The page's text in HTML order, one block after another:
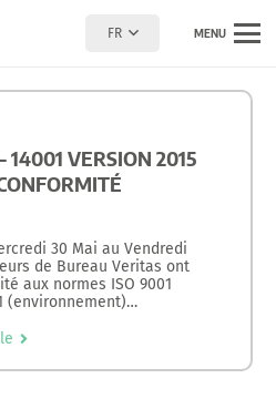
FR MENU
14001 VERSION 2015
30 Mai au Vendredi
de Bureau Veritas ont
aux normes ISO 9001
(environnement)…